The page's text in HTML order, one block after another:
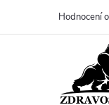
Hodnocení